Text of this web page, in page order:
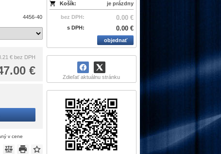
Košík: je prázdny
bez DPH: 0.00 €
s DPH: 0.00 €
objednať
Zdieľať aktuálnu stránku
4456-40
€ bez DPH
€
v cene